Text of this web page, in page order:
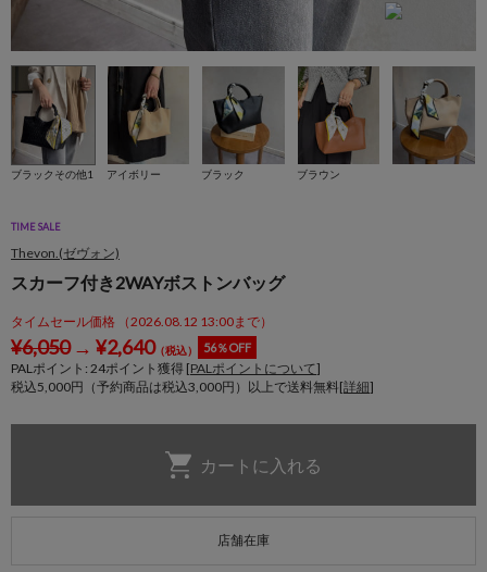
ブラックその他1 アイボリー ブラック ブラウン
TIME SALE
Thevon.(ゼヴォン)
スカーフ付き2WAYボストンバッグ
タイムセール価格 （2026.08.12 13:00まで）
¥6,050→ ¥2,640（税込） 56％OFF
PALポイント: 24ポイント獲得 [PALポイントについて]
税込5,000円（予約商品は税込3,000円）以上で送料無料[詳細]
店舗在庫